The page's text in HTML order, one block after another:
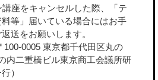
講座をキャンセルした際、「テ
等」届いている場合にはお手
送をお願いします。
100-0005 東京都千代田区丸の
内二重橋ビル東京商工会議所研
）